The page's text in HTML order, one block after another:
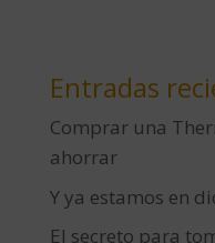
Entradas
Comprar una
ahorrar
Y ya estamos en
El secreto para